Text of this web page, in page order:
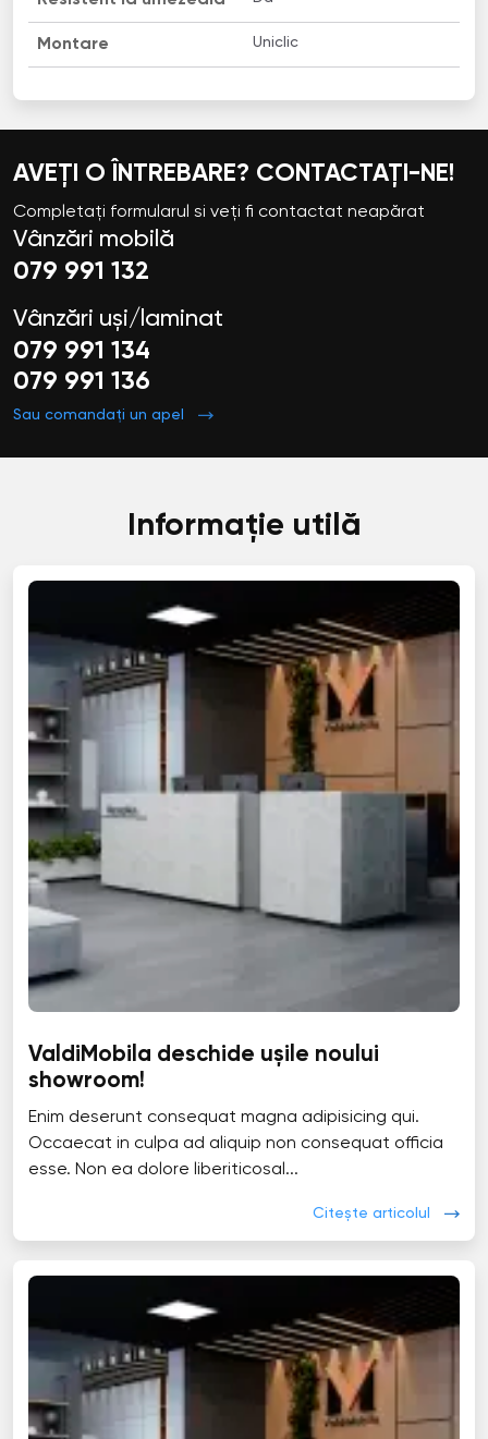
Montare Uniclic
AVEȚI O ÎNTREBARE? CONTACTAȚI-NE!
Completați formularul si veți fi contactat neapărat
Vânzări mobilă
079 991 132
Vânzări uși/laminat
079 991 134
079 991 136
Sau comandați un apel
Informație utilă
ValdiMobila deschide ușile noului
showroom!
Enim deserunt consequat magna adipisicing qui.
Occaecat in culpa ad aliquip non consequat officia
esse. Non ea dolore liberiticosal...
Citește articolul